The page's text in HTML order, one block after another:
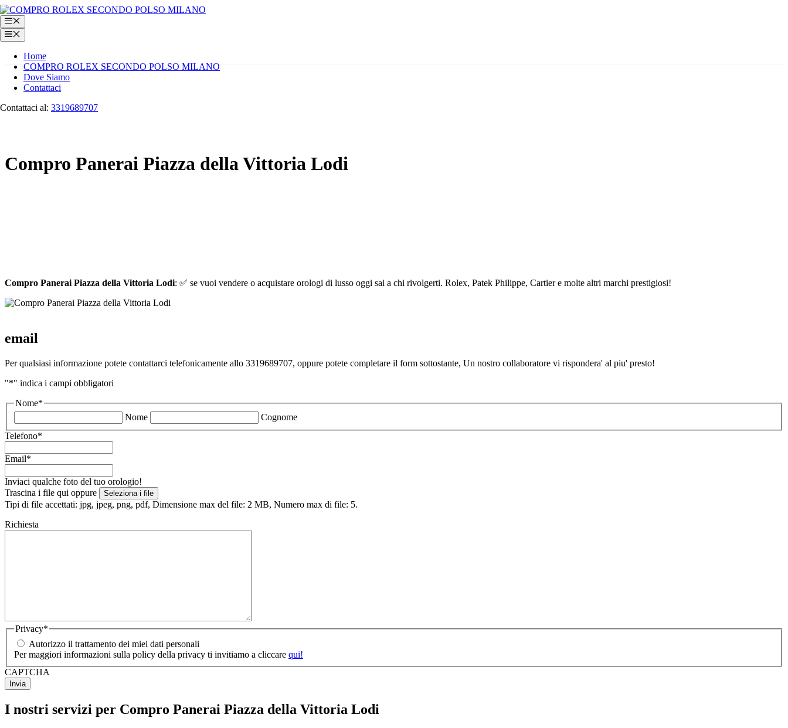
Vai
al
contenuto
Menu
Menu
Home
COMPRO ROLEX SECONDO POLSO MILANO
Dove Siamo
Contattaci
Contattaci al: 3319689707
Compro Panerai Piazza della Vittoria Lodi
Compro Panerai Piazza della Vittoria Lodi: ✅ se vuoi vendere o acquistare orologi di lusso oggi sai a chi rivolgerti. Rolex, Patek Philippe, Cartier e molte altri marchi prestigiosi!
email
Per qualsiasi informazione potete contattarci telefonicamente allo 3319689707, oppure potete completare il form sottostante, Un nostro collaboratore vi rispondera' al piu' presto!
"*" indica i campi obbligatori
Nome*
Nome
Cognome
Telefono*
Email*
Inviaci qualche foto del tuo orologio!
Trascina i file qui oppure
Seleziona i file
Tipi di file accettati: jpg, jpeg, png, pdf, Dimensione max del file: 2 MB, Numero max di file: 5.
Richiesta
Privacy*
Autorizzo il trattamento dei miei dati personali
Per maggiori informazioni sulla policy della privacy ti invitiamo a cliccare qui!
CAPTCHA
I nostri servizi per Compro Panerai Piazza della Vittoria Lodi